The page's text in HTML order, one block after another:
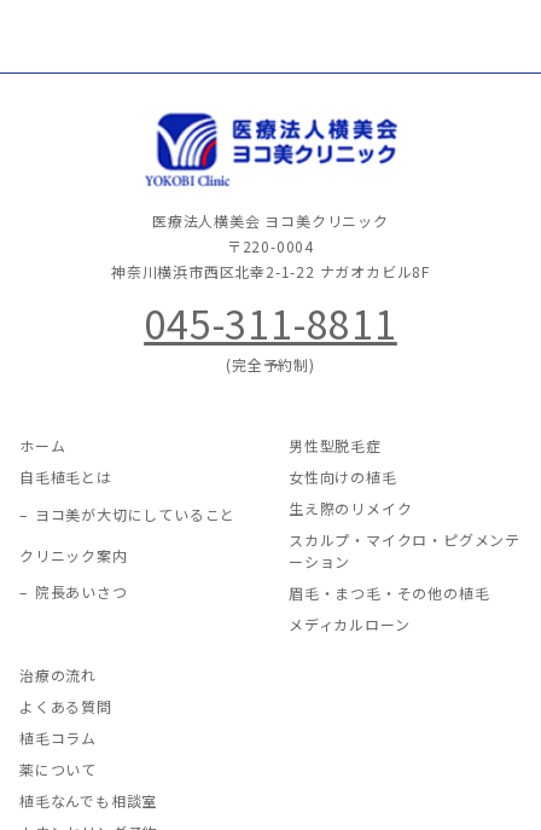
医療法人横美会 ヨコ美クリニック
〒220-0004
神奈川横浜市西区北幸2-1-22 ナガオカビル8F
045-311-8811
(完全予約制)
ホーム
自毛植毛とは
ヨコ美が大切にしていること
クリニック案内
院長あいさつ
男性型脱毛症
女性向けの植毛
生え際のリメイク
スカルプ・マイクロ・ピグメンテ
ーション
眉毛・まつ毛・その他の植毛
メディカルローン
治療の流れ
よくある質問
植毛コラム
薬について
植毛なんでも相談室